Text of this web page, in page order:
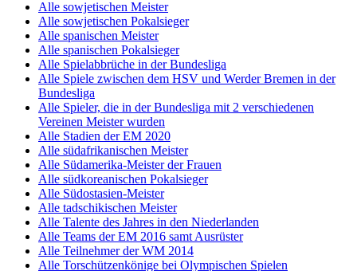
Alle sowjetischen Meister
Alle sowjetischen Pokalsieger
Alle spanischen Meister
Alle spanischen Pokalsieger
Alle Spielabbrüche in der Bundesliga
Alle Spiele zwischen dem HSV und Werder Bremen in der
Bundesliga
Alle Spieler, die in der Bundesliga mit 2 verschiedenen
Vereinen Meister wurden
Alle Stadien der EM 2020
Alle südafrikanischen Meister
Alle Südamerika-Meister der Frauen
Alle südkoreanischen Pokalsieger
Alle Südostasien-Meister
Alle tadschikischen Meister
Alle Talente des Jahres in den Niederlanden
Alle Teams der EM 2016 samt Ausrüster
Alle Teilnehmer der WM 2014
Alle Torschützenkönige bei Olympischen Spielen